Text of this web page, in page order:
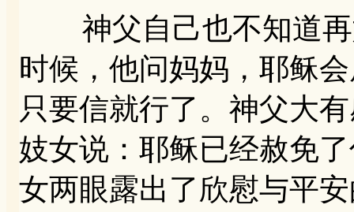
神父自己也不知道再
时候，他问妈妈，耶稣
只要信就行了。神父大
妓女说：耶稣已经赦免
女两眼露出了欣慰与平